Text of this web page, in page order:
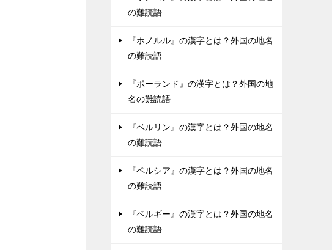
の難読語
『ホノルル』の漢字とは？外国の地名
の難読語
『ポーランド』の漢字とは？外国の地
名の難読語
『ベルリン』の漢字とは？外国の地名
の難読語
『ペルシア』の漢字とは？外国の地名
の難読語
『ベルギー』の漢字とは？外国の地名
の難読語